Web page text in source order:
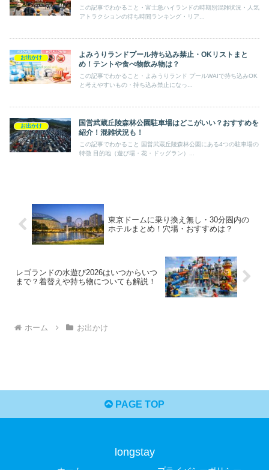
この記事でわかること・富士急ハイランドの時期別混雑状況・人気
アトラクションの待ち時間ランキング・リア...
お出かけ
よみうりランドプール持ち込み禁止・OKリストまと
め！テントや食べ物飲み物は？
この記事でわかること・よみうりランド プールWAIで持ち込みOK
と考えやすいもの・持ち込み禁止になっ...
お出かけ
国営武蔵丘陵森林公園駐車場はどこがいい？おすすめを
紹介！混雑状況も！
この記事でわかること 国営武蔵丘陵森林公園にある4つの駐車場の
特徴 目的地（遊び場・花・ドッグラン）...
東京ドームに乗り換え無し・30分圏内の
ホテルまとめ！穴場・おすすめは？
レゴランドの水遊び2026はいつからいつ
まで？着替えや持ち物についても解説！
ホーム お出かけ
PAGE TOP
longstay